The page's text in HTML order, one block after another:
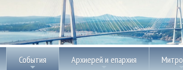
События Архиерей и епархия